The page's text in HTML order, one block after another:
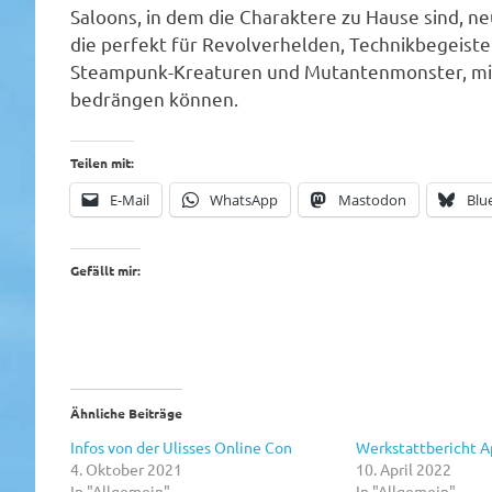
Saloons, in dem die Charaktere zu Hause sind,
die perfekt für Revolverhelden,
Steampunk-Kreaturen und Mutantenmonster,
bedrängen können.
Teilen mit:
E-Mail WhatsApp Mastodon
Gefällt mir:
Ähnliche Beiträge
Infos von der Ulisses Online Con
4. Oktober 2021
Werkstattbericht
10. April 2022